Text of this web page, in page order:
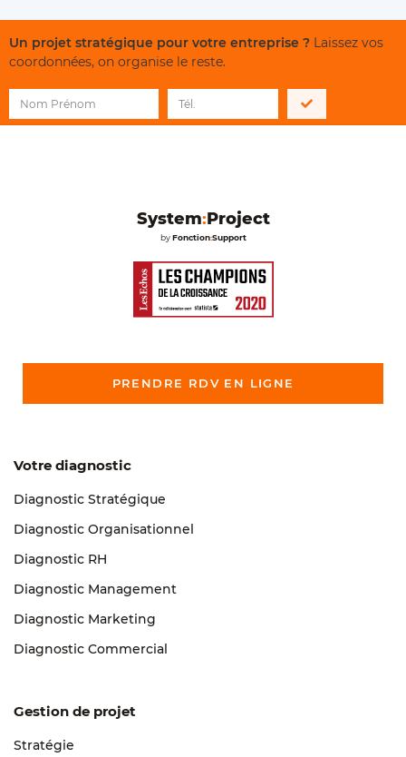
Un projet stratégique pour votre entreprise ? Laissez vos
coordonnées, on organise le reste.
System:Project
byFonction:Support
PRENDRE RDV EN LIGNE
Votre diagnostic
Diagnostic Stratégique
Diagnostic Organisationnel
Diagnostic RH
Diagnostic Management
Diagnostic Marketing
Diagnostic Commercial
Gestion de projet
Stratégie